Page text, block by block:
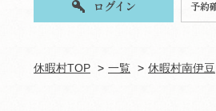
休暇村TOP 一覧 休暇村南伊豆